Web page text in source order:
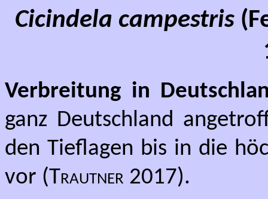
Cicindela campestris
Verbreitung in
ganz Deutschland
den Tieflagen bis in die
vor (Trautner 2017).